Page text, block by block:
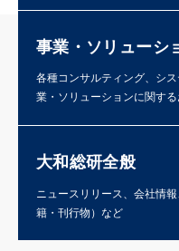
事業・ソリューシ
各種コンサルティング、シ
業・ソリューションに関す
大和総研全般
ニュースリリース、会社情
籍・刊行物）など